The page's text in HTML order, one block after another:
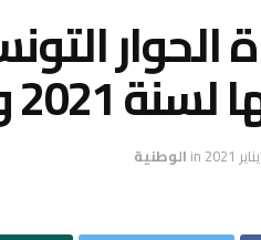
الحوار
زوال كورونا
in الوطنية